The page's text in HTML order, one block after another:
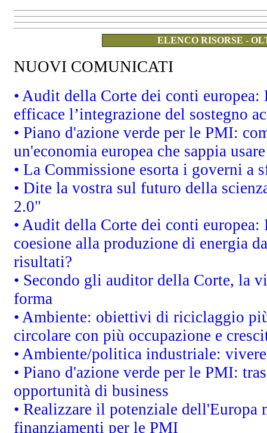
ELENCO RISORSE -
NUOVI COMUNICATI
• Audit della Corte dei conti
efficace l’integrazione del sostegno
• Piano d'azione verde per le PMI:
un'economia europea che sappia
• La Commissione esorta i governi
• Dite la vostra sul futuro della
2.0"
• Audit della Corte dei conti
coesione alla produzione di energia
risultati?
• Secondo gli auditor della Corte, la
forma
• Ambiente: obiettivi di riciclaggio
circolare con più occupazione e
• Ambiente/politica industriale:
• Piano d'azione verde per le PMI:
opportunità di business
• Realizzare il potenziale
finanziamenti per le PMI